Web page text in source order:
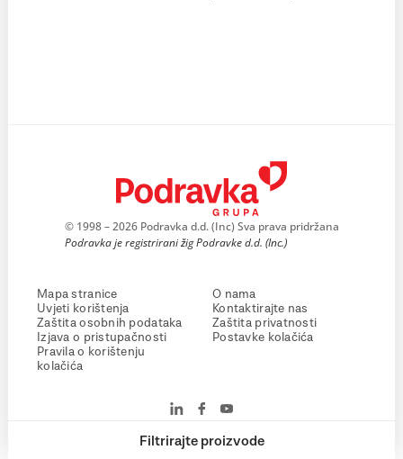
Filtrirajte proizvode
© 1998 – 2026 Podravka d.d. (Inc) Sva prava pridržana
Podravka je registrirani žig Podravke d.d. (Inc.)
Mapa stranice
Uvjeti korištenja
Zaštita osobnih podataka
Izjava o pristupačnosti
Pravila o korištenju
kolačića
O nama
Kontaktirajte nas
Zaštita privatnosti
Postavke kolačića